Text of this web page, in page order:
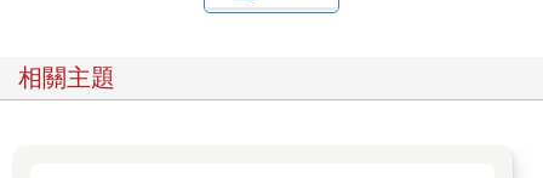
我去過很多次，因為我太太討厭我！第一個男人很帥，我幾乎無
相關主題